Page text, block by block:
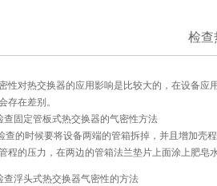
检查
对热交换器的应用影响是比较大的，在设备应
存在差别。
查固定管板式热交换器的气密性方法
的时候要将设备两端的管箱拆掉，并且增加壳
程的压力，在两边的管箱法兰垫片上面涂上肥皂
查浮头式热交换器气密性的方法